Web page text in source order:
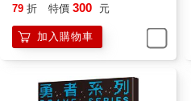
79 折 特價 300 元
加入購物車